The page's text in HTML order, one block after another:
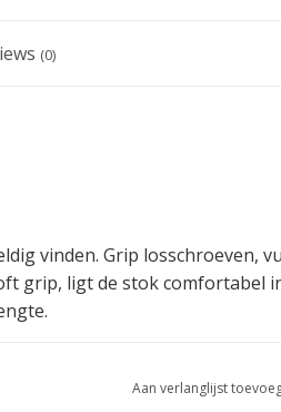
(0)
vinden. Grip losschroeven,
grip, ligt de stok comfortabel
Aan verlanglijst